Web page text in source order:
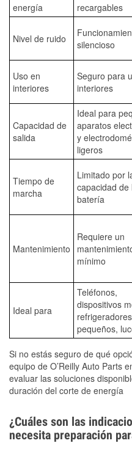
energía
recargables
Nivel de ruido
silencioso
Uso en
interiores
Seguro para
interiores
Capacidad de
salida
Ideal para
aparatos
y
ligeros
Tiempo de
marcha
Limitado por
capacidad de
batería
Mantenimiento
Requiere un
mínimo
Ideal para
Teléfonos,
dispositivos
refrigeradores
pequeños,
Si no estás seguro de qué
equipo de O’Reilly Auto Parts
evaluar las soluciones
duración del corte de energía
¿Cuáles son las
necesita preparación